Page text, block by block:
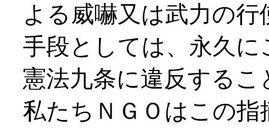
よる威嚇又は武力の
手段としては、永久
憲法九条に違反する
私たちＮＧＯはこの